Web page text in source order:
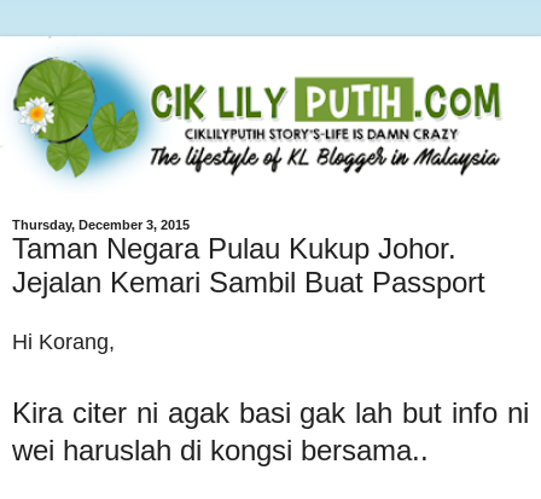
Thursday, December 3, 2015
Taman Negara Pulau Kukup Johor.
Jejalan Kemari Sambil Buat Passport
Hi Korang,
Kira citer ni agak basi gak lah but info ni
wei haruslah di kongsi bersama..